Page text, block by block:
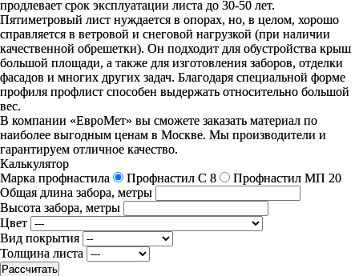
продлевает срок эксплуатации листа до 30-50 лет.
Пятиметровый лист нуждается в опорах, но, в целом, хорошо
справляется в ветровой и снеговой нагрузкой (при наличии
качественной обрешетки). Он подходит для обустройства крыш
большой площади, а также для изготовления заборов, отделки
фасадов и многих других задач. Благодаря специальной форме
профиля профлист способен выдержать относительно большой
вес.
В компании «ЕвроМет» вы сможете заказать материал по
наиболее выгодным ценам в Москве. Мы производители и
гарантируем отличное качество.
Калькулятор
Марка профнастила
Профнастил C 8
Профнастил МП 20
Общая длина забора, метры
Высота забора, метры
Цвет
Вид покрытия
Толщина листа
Рассчитать